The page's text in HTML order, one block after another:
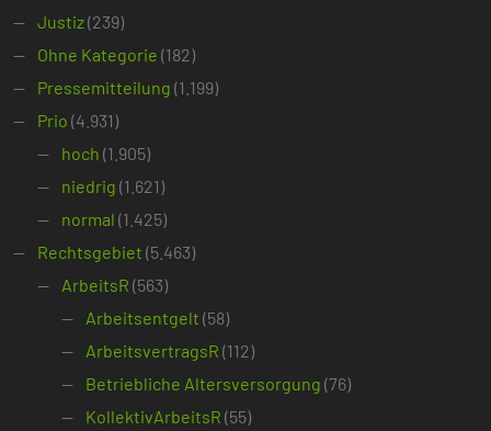
Justiz(239)
Ohne Kategorie (182)
Pressemitteilung (1.199)
Prio (4.931)
hoch (1.905)
niedrig (1.621)
normal (1.425)
Rechtsgebiet (5.463)
ArbeitsR (563)
Arbeitsentgelt (58)
ArbeitsvertragsR (112)
Betriebliche Altersversorgung (76)
KollektivArbeitsR (55)